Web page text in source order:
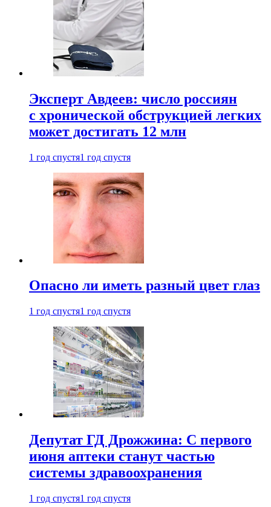
Эксперт Авдеев: число россиян
с хронической обструкцией легких
может достигать 12 млн
1 год спустя1 год спустя
Опасно ли иметь разный цвет глаз
1 год спустя1 год спустя
Депутат ГД Дрожжина: С первого
июня аптеки станут частью
системы здравоохранения
1 год спустя1 год спустя